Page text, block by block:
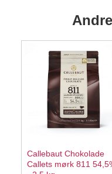
Callebaut Chokolade
Callets mørk 811